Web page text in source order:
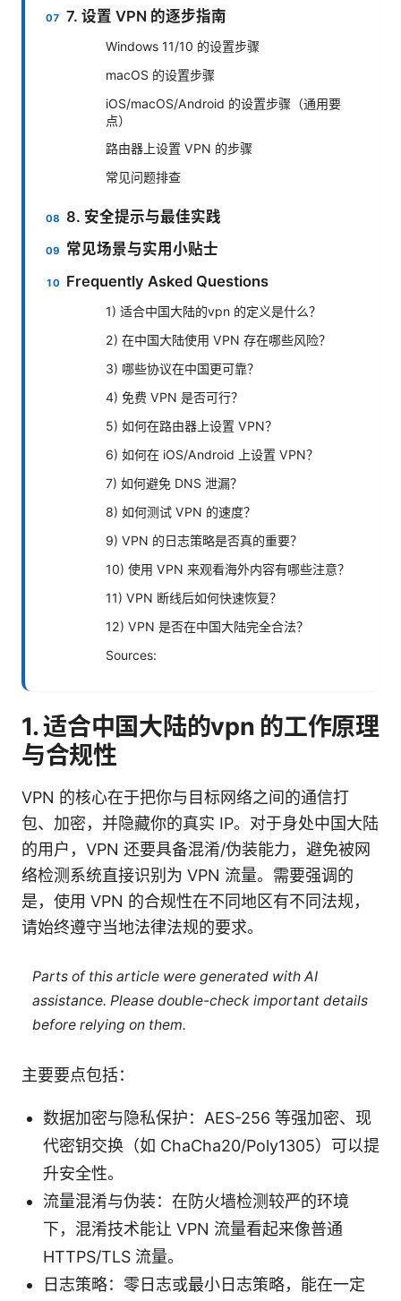
7. 设置 VPN 的逐步指南
Windows 11/10 的设置步骤
macOS 的设置步骤
iOS/macOS/Android 的设置步骤（通用要
点）
路由器上设置 VPN 的步骤
常见问题排查
8. 安全提示与最佳实践
常见场景与实用小贴士
Frequently Asked Questions
1) 适合中国大陆的vpn 的定义是什么？
2) 在中国大陆使用 VPN 存在哪些风险？
3) 哪些协议在中国更可靠？
4) 免费 VPN 是否可行？
5) 如何在路由器上设置 VPN？
6) 如何在 iOS/Android 上设置 VPN？
7) 如何避免 DNS 泄漏？
8) 如何测试 VPN 的速度？
9) VPN 的日志策略是否真的重要？
10) 使用 VPN 来观看海外内容有哪些注意？
11) VPN 断线后如何快速恢复？
12) VPN 是否在中国大陆完全合法？
Sources:
1. 适合中国大陆的vpn 的工作原理
与合规性
VPN 的核心在于把你与目标网络之间的通信打
包、加密，并隐藏你的真实 IP。对于身处中国大陆
的用户，VPN 还要具备混淆/伪装能力，避免被网
络检测系统直接识别为 VPN 流量。需要强调的
是，使用 VPN 的合规性在不同地区有不同法规，
请始终遵守当地法律法规的要求。
Parts of this article were generated with AI
assistance. Please double-check important details
before relying on them.
主要要点包括：
数据加密与隐私保护：AES-256 等强加密、现
代密钥交换（如 ChaCha20/Poly1305）可以提
升安全性。
流量混淆与伪装：在防火墙检测较严的环境
下，混淆技术能让 VPN 流量看起来像普通
HTTPS/TLS 流量。
日志策略：零日志或最小日志策略，能在一定